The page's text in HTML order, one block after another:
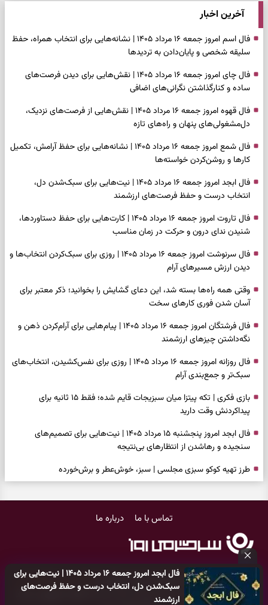
فال ابجد امروز جمعه ۱۶ مرداد ۱۴۰۵ | نیت‌هایی برای
سبک‌شدن دل، انتخاب درست و حفظ فرصت‌های
ارزشمند
آخرین اخبار
فال اسم امروز جمعه ۱۶ مرداد ۱۴۰۵ | نشانه‌هایی برای انتخاب همراه، حفظ
سلیقه شخصی و پایان‌دادن به تردیدها
فال چای امروز جمعه ۱۶ مرداد ۱۴۰۵ | نقش‌هایی برای دیدن فرصت‌های
ساده و کنارگذاشتن نگرانی‌های اضافی
فال قهوه امروز جمعه ۱۶ مرداد ۱۴۰۵ | نقش‌هایی از فرصت‌های نزدیک،
دل‌مشغولی‌های پنهان و راه‌های تازه
فال شمع امروز جمعه ۱۶ مرداد ۱۴۰۵ | نشانه‌هایی برای حفظ آرامش، تکمیل
کارها و روشن‌کردن خواسته‌ها
فال ابجد امروز جمعه ۱۶ مرداد ۱۴۰۵ | نیت‌هایی برای سبک‌شدن دل،
انتخاب درست و حفظ فرصت‌های ارزشمند
فال تاروت امروز جمعه ۱۶ مرداد ۱۴۰۵ | کارت‌هایی برای حفظ دستاوردها،
شنیدن ندای درون و حرکت در زمان مناسب
فال سرنوشت امروز جمعه ۱۶ مرداد ۱۴۰۵ | روزی برای سبک‌کردن انتخاب‌ها و
دیدن ارزش مسیرهای آرام
وقتی همه راه‌ها بسته شد، این دعای گشایش را بخوانید؛ ذکر معتبر برای
آسان شدن فوری کارهای سخت
فال فرشتگان امروز جمعه ۱۶ مرداد ۱۴۰۵ | پیام‌هایی برای آرام‌کردن ذهن و
نگه‌داشتن چیزهای ارزشمند
فال روزانه امروز جمعه ۱۶ مرداد ۱۴۰۵ | روزی برای نفس‌کشیدن، انتخاب‌های
سبک‌تر و جمع‌بندی آرام
بازی فکری | تکه پیتزا میان سبزیجات قایم شده؛ فقط ۱۵ ثانیه برای
پیداکردنش وقت دارید
فال ابجد امروز پنجشنبه ۱۵ مرداد ۱۴۰۵ | نیت‌هایی برای تصمیم‌های
سنجیده و رهاشدن از انتظارهای بی‌نتیجه
طرز تهیه کوکو سبزی مجلسی | سبز، خوش‌عطر و برش‌خورده
باارزش‌ترین چیز زندگی‌تان را نشان می‌دهد
انتخاب مسیرهای کم‌هزینه‌تر
برای خانه‌دار شدن این دعا را بخوانید | دعایی کوتاه برای رسیدن به خانه‌ای
تماس با ما درباره ما
کلیه حقوق مادی و معنوی این سایت متعلق بهپایگاه خبری سرگرمی روز
می‌باشد و هر گونه کپی‌برداری توسط دیگر سایت‌ها
اکیدا ممنوع
می‌باشد